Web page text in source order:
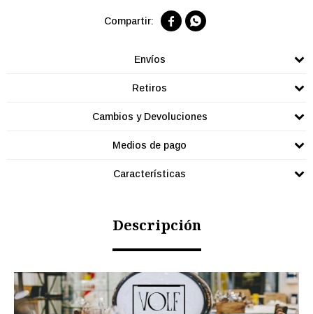
 
Envíos
Retiros
Cambios y Devoluciones
Medios de pago
Características
Descripción